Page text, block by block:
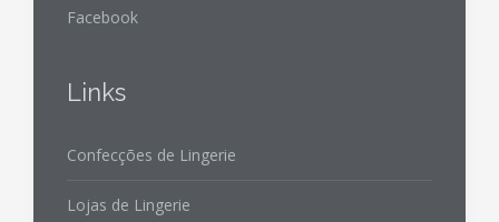
Facebook
Links
Confecções de Lingerie
Lojas de Lingerie